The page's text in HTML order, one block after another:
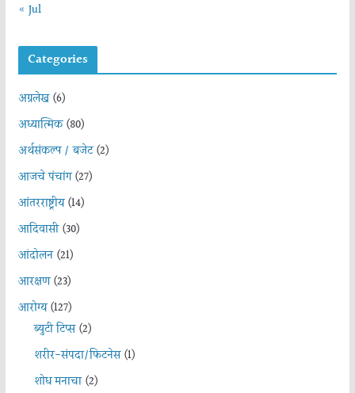
« Jul
Categories
अग्रलेख(6)
अध्यात्मिक(80)
अर्थसंकल्प / बजेट(2)
आजचे पंचांग(27)
आंतरराष्ट्रीय(14)
आदिवासी(30)
आंदोलन(21)
आरक्षण(23)
आरोग्य(127)
ब्युटी टिप्स(2)
शरीर-संपदा/फिटनेस(1)
शोध मनाचा(2)